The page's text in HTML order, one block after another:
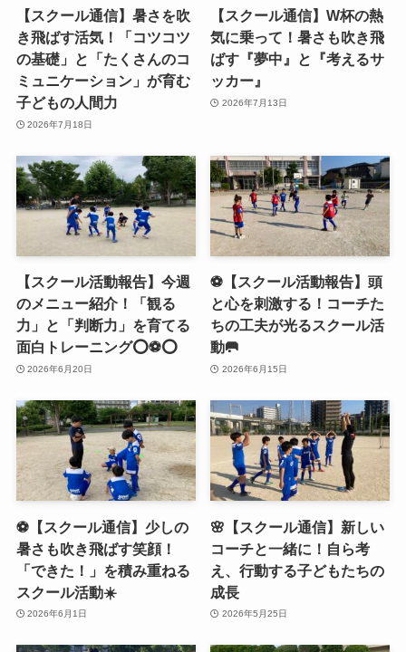
【スクール通信】暑さを吹
き飛ばす活気！「コツコツ
の基礎」と「たくさんのコ
ミュニケーション」が育む
子どもの人間力
2026年7月18日
【スクール通信】W杯の熱
気に乗って！暑さも吹き飛
ばす『夢中』と『考えるサ
ッカー』
2026年7月13日
【スクール活動報告】今週
のメニュー紹介！「観る
力」と「判断力」を育てる
面白トレーニング⭕️⚽️⭕️
2026年6月20日
⚽️【スクール活動報告】頭
と心を刺激する！コーチた
ちの工夫が光るスクール活
動🥅
2026年6月15日
⚽️【スクール通信】少しの
暑さも吹き飛ばす笑顔！
「できた！」を積み重ねる
スクール活動☀️
2026年6月1日
🌸【スクール通信】新しい
コーチと一緒に！自ら考
え、行動する子どもたちの
成長
2026年5月25日